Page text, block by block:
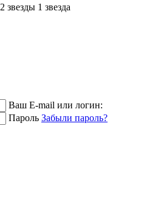
2 звeзды 1 звeзда
Ваш E-mail или логин:
Пароль Забыли пароль?